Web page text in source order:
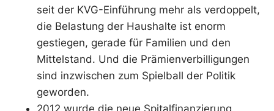
seit der KVG-Einführung mehr als verdoppelt,
die Belastung der Haushalte ist enorm
gestiegen, gerade für Familien und den
Mittelstand. Und die Prämienverbilligungen
sind inzwischen zum Spielball der Politik
geworden.
2012 wurde die neue Spitalfinanzierung